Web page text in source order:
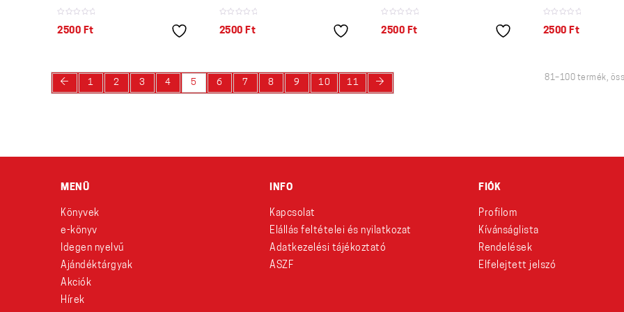
2500 Ft 2500 Ft 2500 Ft 2500 Ft
← 1 2 3 4 5 6 7 8 9 10 11 → 81–100 termék,
MENÜ
Könyvek
e-könyv
Idegen nyelvű
Ajándéktárgyak
Akciók
Hírek
INFO
Kapcsolat
Elállás feltételei és nyilatkozat
Adatkezelési tájékoztató
ÁSZF
FIÓK
Profilom
Kívánságlista
Rendelések
Elfelejtett jelszó